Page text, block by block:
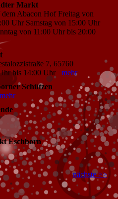
Markt
Abacon Hof Freitag von
Uhr Samstag von 15:00 Uhr
von 11:00 Uhr bis 20:00
7, 65760
bis 14:00 Uhr mehr
Schützen
mehr
Eschborn
nächste >>